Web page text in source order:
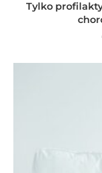
Tylko